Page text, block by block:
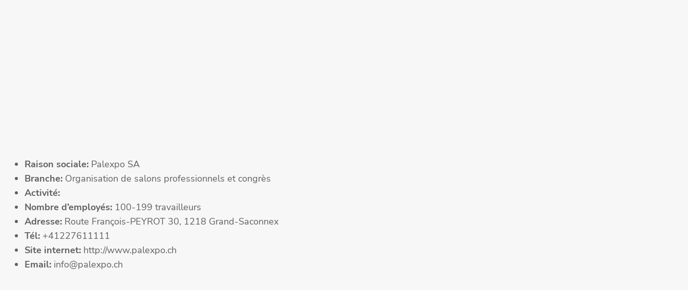
Raison sociale: Palexpo SA
Branche: Organisation de salons professionnels et congrès
Activité:
Nombre d’employés: 100-199 travailleurs
Adresse: Route François-PEYROT 30, 1218 Grand-Saconnex
Tél: +41227611111
Site internet: http://www.palexpo.ch
Email: info@palexpo.ch